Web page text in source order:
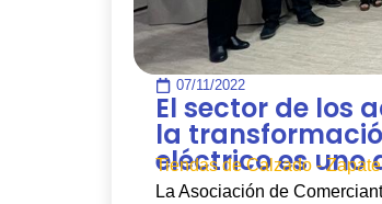
07/11/2022
El sector de los
la
eléctrico es uno
Tiendas de Calzado -
La Asociación de